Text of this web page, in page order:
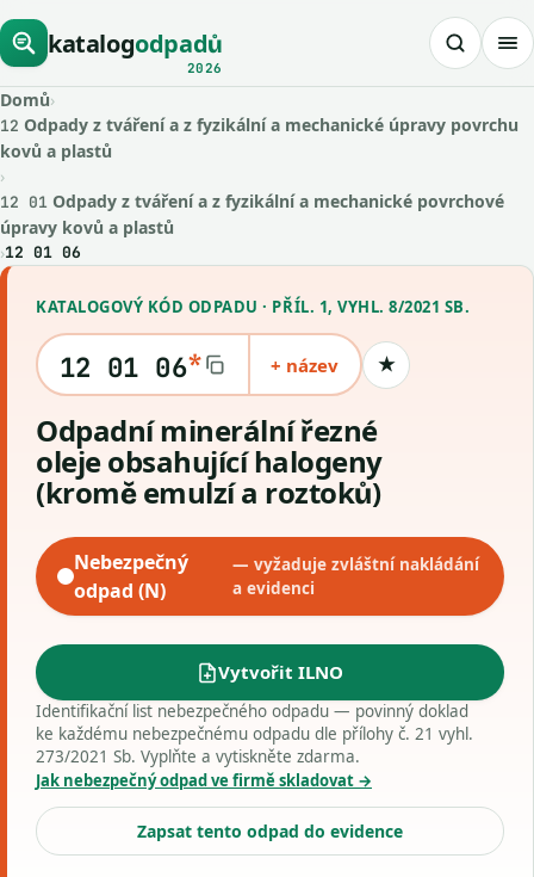
katalogodpadů
2026
Domů›
12 Odpady z tváření a z fyzikální a mechanické úpravy povrchu
kovů a plastů
›
12 01 Odpady z tváření a z fyzikální a mechanické povrchové
úpravy kovů a plastů
›12 01 06
KATALOGOVÝ KÓD ODPADU · PŘÍL. 1, VYHL. 8/2021 SB.
12 01 06* + název ★Uložit kód
Odpadní minerální řezné
oleje obsahující halogeny
(kromě emulzí a roztoků)
Nebezpečný
odpad (N)
— vyžaduje zvláštní nakládání
a evidenci
Vytvořit ILNO
Identifikační list nebezpečného odpadu — povinný doklad
ke každému nebezpečnému odpadu dle přílohy č. 21 vyhl.
273/2021 Sb. Vyplňte a vytiskněte zdarma.
Jak nebezpečný odpad ve firmě skladovat →
Zapsat tento odpad do evidence